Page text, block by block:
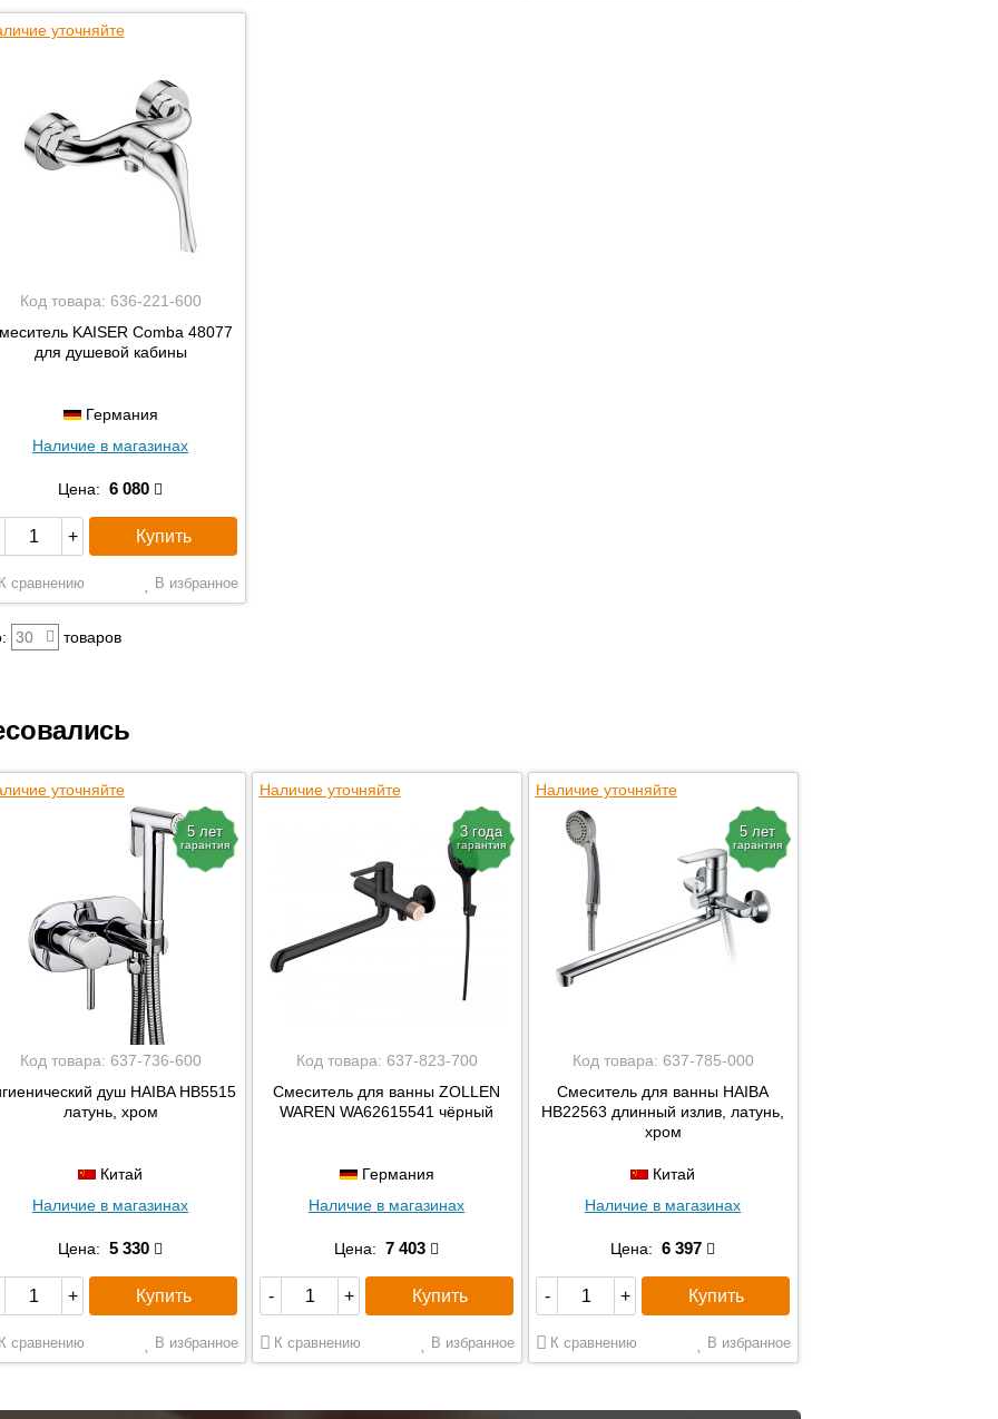
уточняйте
Код товара: 636-221-600
KAISER Comba 48077
для душевой кабины
Германия
Наличие в магазинах
Цена: 6 080
+ Купить
сравнению В избранное
30 товаров
уточняйте
5 лет
гарантия
Код товара: 637-736-600
душ HAIBA HB5515
латунь, хром
Китай
Наличие в магазинах
Цена: 5 330
+ Купить
сравнению В избранное
Наличие уточняйте
3 года
гарантия
Код товара: 637-823-700
Смеситель для ванны ZOLLEN
WAREN WA62615541 чёрный
Германия
Наличие в магазинах
Цена: 7 403
- + Купить
К сравнению В избранное
Наличие уточняйте
5 лет
гарантия
Код товара: 637-785-000
Смеситель для ванны HAIBA
HB22563 длинный излив, латунь,
хром
Китай
Наличие в магазинах
Цена: 6 397
- + Купить
К сравнению В избранное